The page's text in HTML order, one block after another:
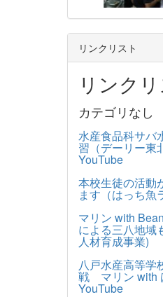
o
u
リンクリスト
リンク
カテゴリなし
水産食品科サバ
習（デーリー東
YouTube
本校生徒の活動
ます（はっち魚
マリン with
による三八地域
人材育成事業)
八戸水産高等学
戦 マリン with
YouTube